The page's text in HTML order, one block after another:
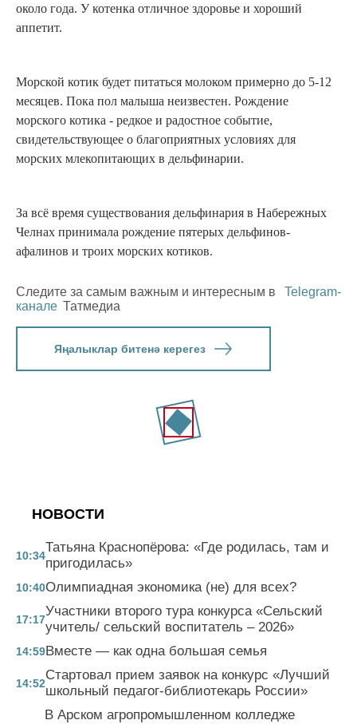
около года. У котенка отличное здоровье и хороший
аппетит.
Морской котик будет питаться молоком примерно до 5-12
месяцев. Пока пол малыша неизвестен. Рождение
морского котика - редкое и радостное событие,
свидетельствующее о благоприятных условиях для
морских млекопитающих в дельфинарии.
За всё время существования дельфинария в Набережных
Челнах принимала рождение пятерых дельфинов-
афалинов и троих морских котиков.
Следите за самым важным и интересным в
Telegram-
канале Татмедиа
Яңалыклар битенә керегез
НОВОСТИ
10:34
Татьяна Краснопёрова: «Где родилась, там и
пригодилась»
10:40Олимпиадная экономика (не) для всех?
17:17
Участники второго тура конкурса «Сельский
учитель/ сельский воспитатель – 2026»
14:59Вместе — как одна большая семья
14:52
Стартовал прием заявок на конкурс «Лучший
школьный педагог-библиотекарь России»
В Арском агропромышленном колледже